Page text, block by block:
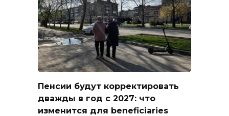
Пенсии будут корректировать
дважды в год с 2027: что
изменится для beneficiaries